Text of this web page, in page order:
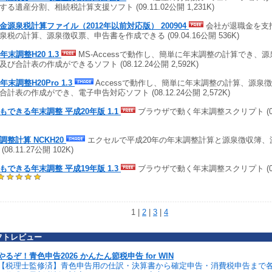
る遺産分割、相続税計算支援ソフト (09.11.02公開 1,231K)
源泉税計算ファイル（2012年以前対応版） 200904
会社が退職金を支
税の計算、源泉徴収票、申告書を作成できる (09.04.16公開 536K)
末調整H20 1.3
MS-Accessで動作し、簡単に年末調整の計算でき、源
び合計表の作成ができるソフト (08.12.24公開 2,592K)
末調整H20Pro 1.3
Accessで動作し、簡単に年末調整の計算、源泉
計表の作成ができ、電子申告対応ソフト (08.12.24公開 2,572K)
できる年末調整 平成20年版 1.1 ブラウザで動く年末調整スクリプト
整計算 NCKH20
エクセルで平成20年の年末調整計算と源泉徴収簿
公開 102K)
できる年末調整 平成19年版 1.3 ブラウザで動く年末調整スクリプト
1 | 2 | 3 | 4
レビュー
るぞ！青色申告2026 かんたん節税申告 for WIN
税理士監修済】青色申告用の仕訳・決算書から確定申告・消費税申告まで